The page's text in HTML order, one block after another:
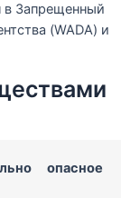
в Запрещенный
(WADA) и
опасное